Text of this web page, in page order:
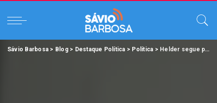
Sávio Barbosa > Blog> Destaque Política > Política > Helder segue para a COP26; presidente da Alepa, Chicão assume o Governo pelos próximos sete dias.